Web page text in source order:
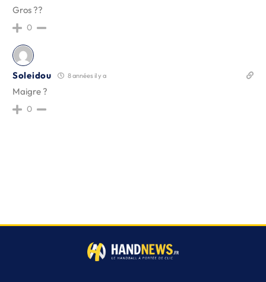
Gros ??
0
Soleidou 8 années il y a
Maigre ?
0